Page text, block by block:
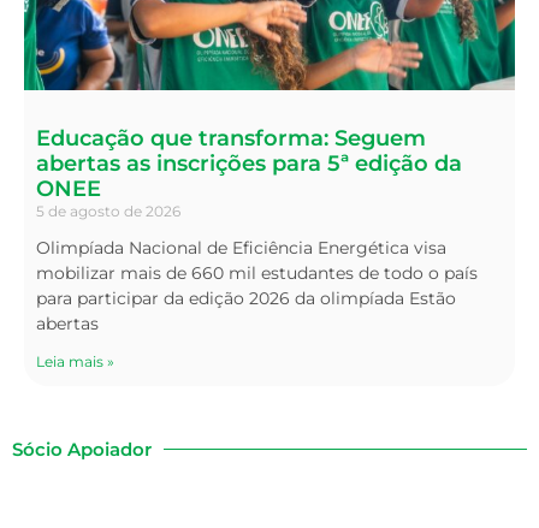
Educação que transforma: Seguem
abertas as inscrições para 5ª edição da
ONEE
5 de agosto de 2026
Olimpíada Nacional de Eficiência Energética visa
mobilizar mais de 660 mil estudantes de todo o país
para participar da edição 2026 da olimpíada Estão
abertas
Leia mais »
Sócio Apoiador